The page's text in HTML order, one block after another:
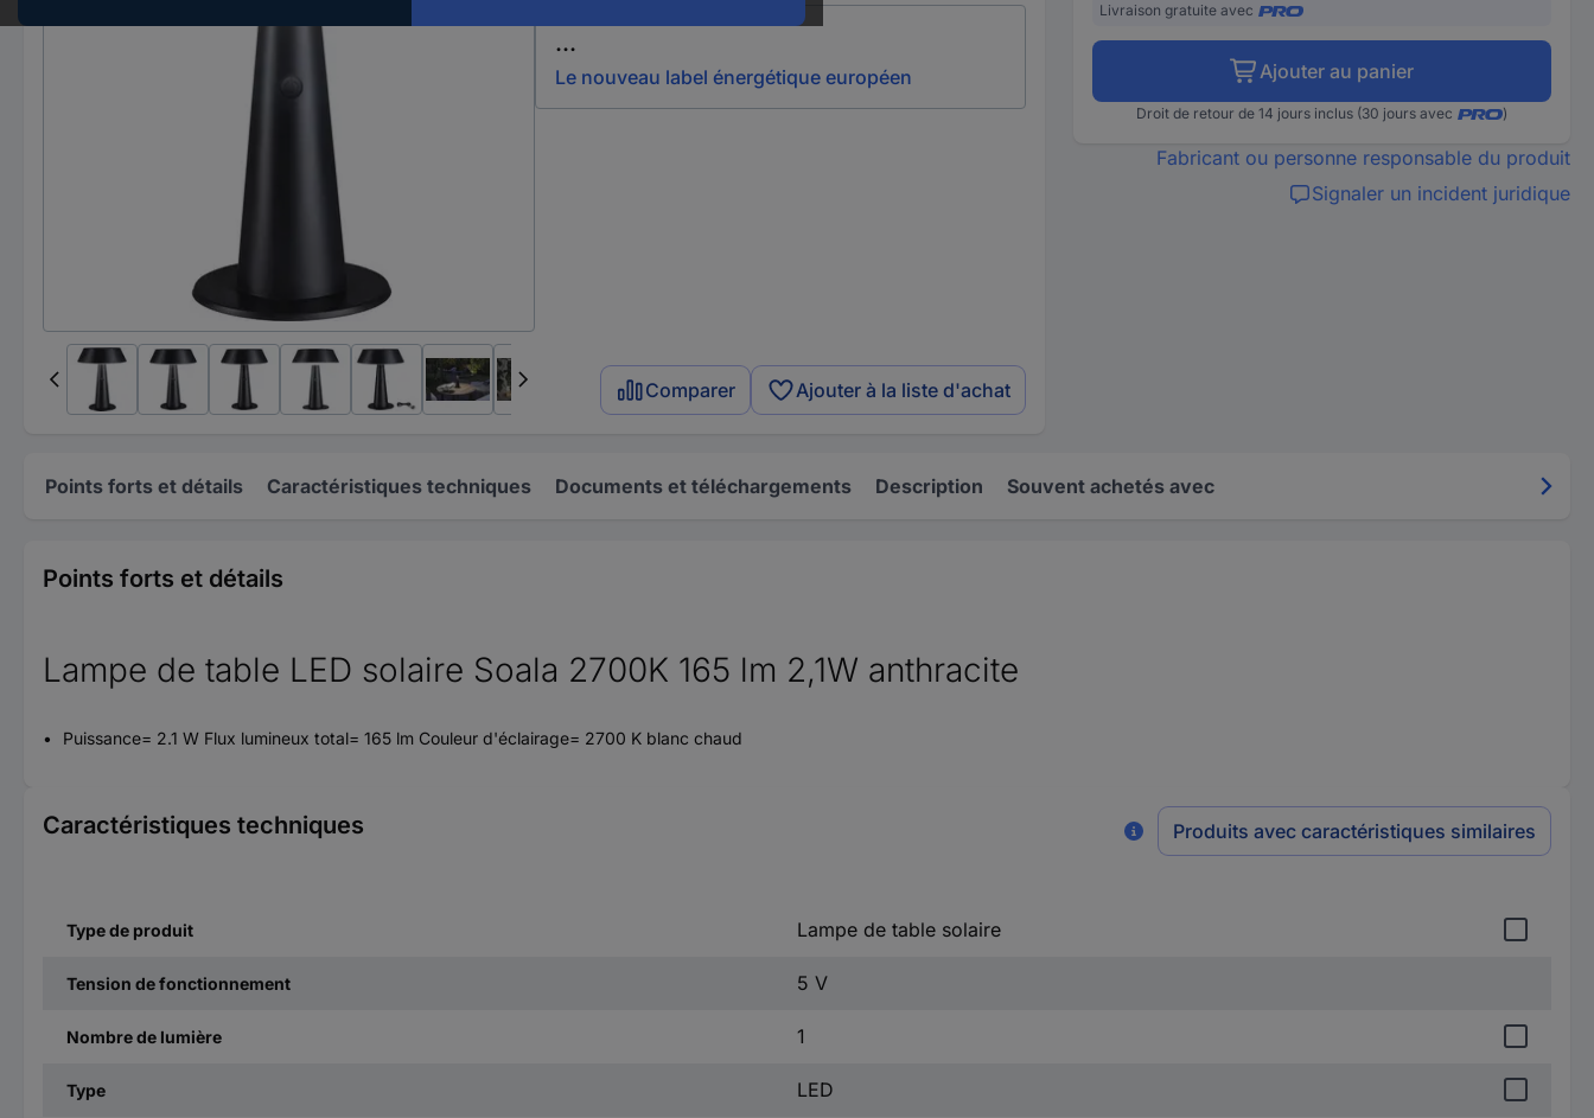
...
Le nouveau label énergétique européen
Comparer Ajouter à la liste d'achat
Livraison gratuite avec
Ajouter au panier
Droit de retour de 14 jours inclus (30 jours avec )
Fabricant ou personne responsable du produit
Signaler un incident juridique
Points forts et détails Caractéristiques techniques Documents et téléchargements Description Souvent achetés avec
Points forts et détails
Lampe de table LED solaire Soala 2700K 165 lm 2,1W anthracite
Puissance= 2.1 W Flux lumineux total= 165 lm Couleur d'éclairage= 2700 K blanc chaud
Caractéristiques techniques Produits avec caractéristiques similaires
Type de produit Lampe de table solaire
Tension de fonctionnement 5 V
Nombre de lumière 1
Type LED